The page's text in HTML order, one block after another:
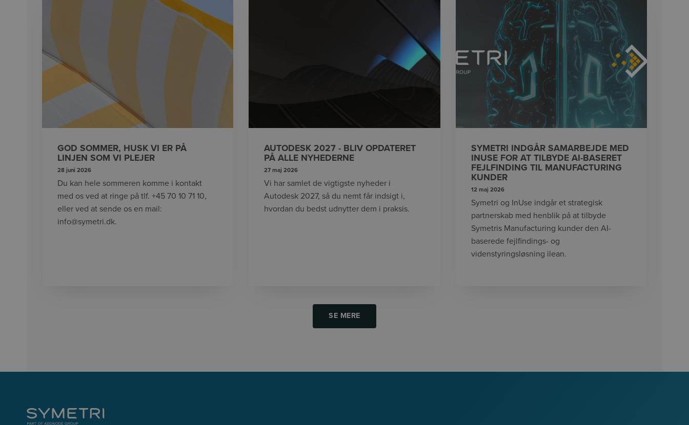
GOD SOMMER, HUSK VI ER PÅ
LINJEN SOM VI PLEJER
28 juni 2026
Du kan hele sommeren komme i kontakt
med os ved at ringe på tlf. +45 70 10 71 10,
eller ved at sende os en mail:
info@symetri.dk.
AUTODESK 2027 - BLIV OPDATERET
PÅ ALLE NYHEDERNE
27 maj 2026
Vi har samlet de vigtigste nyheder i
Autodesk 2027, så du nemt får indsigt i,
hvordan du bedst udnytter dem i praksis.
SYMETRI INDGÅR SAMARBEJDE MED
INUSE FOR AT TILBYDE AI-BASERET
FEJLFINDING TIL MANUFACTURING
KUNDER
12 maj 2026
Symetri og InUse indgår et strategisk
partnerskab med henblik på at tilbyde
Symetris Manufacturing kunder den AI-
baserede fejlfindings- og
videnstyringsløsning ilean.
SE MERE